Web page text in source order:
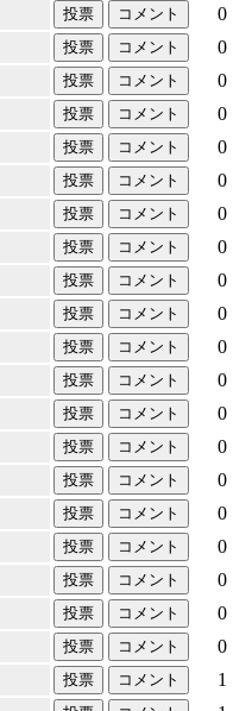
0
0
0
0
0
0
0
0
0
0
0
0
0
0
0
0
0
0
0
0
1